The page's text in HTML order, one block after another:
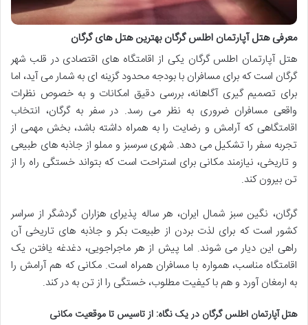
معرفی هتل آپارتمان اطلس گرگان بهترین هتل های گرگان
هتل آپارتمان اطلس گرگان یکی از اقامتگاه های اقتصادی در قلب شهر
گرگان است که برای مسافران با بودجه محدود گزینه ای به شمار می آید، اما
برای تصمیم گیری آگاهانه، بررسی دقیق امکانات و به خصوص نظرات
واقعی مسافران ضروری به نظر می رسد. در سفر به گرگان، انتخاب
اقامتگاهی که آرامش و رضایت را به همراه داشته باشد، بخش مهمی از
تجربه سفر را تشکیل می دهد. شهری سرسبز و مملو از جاذبه های طبیعی
و تاریخی، نیازمند مکانی برای استراحت است که بتواند خستگی راه را از
تن بیرون کند.
گرگان، نگین سبز شمال ایران، هر ساله پذیرای هزاران گردشگر از سراسر
کشور است که برای لذت بردن از طبیعت بکر و جاذبه های تاریخی آن
راهی این دیار می شوند. اما پیش از هر ماجراجویی، دغدغه یافتن یک
اقامتگاه مناسب، همواره با مسافران همراه است. مکانی که هم آرامش را
به ارمغان آورد و هم با کیفیت مطلوب، خستگی را از تن به در کند.
هتل آپارتمان اطلس گرگان در یک نگاه: از تاسیس تا موقعیت مکانی